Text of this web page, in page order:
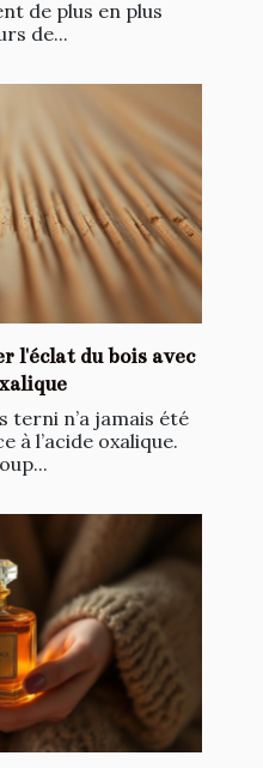
de plus en plus
de...
l'éclat du bois avec
terni n’a jamais été
à l’acide oxalique.